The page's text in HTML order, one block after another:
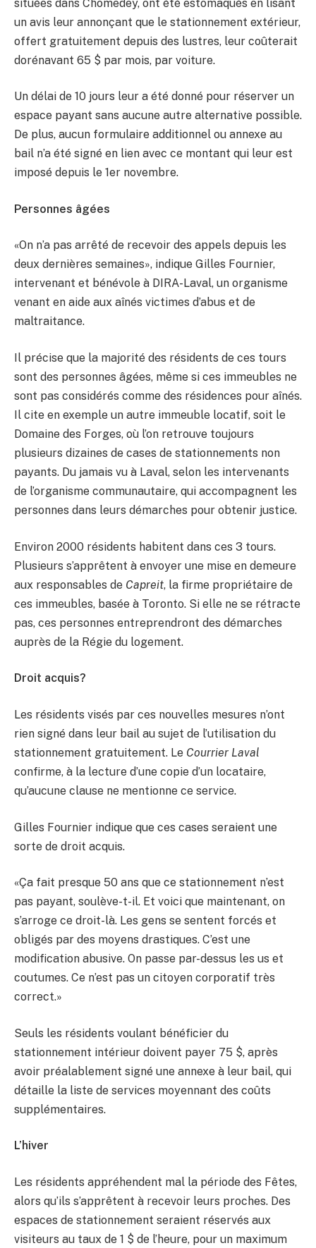
situées dans Chomedey, ont été estomaqués en lisant
un avis leur annonçant que le stationnement extérieur,
offert gratuitement depuis des lustres, leur coûterait
dorénavant 65 $ par mois, par voiture.
Un délai de 10 jours leur a été donné pour réserver un
espace payant sans aucune autre alternative possible.
De plus, aucun formulaire additionnel ou annexe au
bail n’a été signé en lien avec ce montant qui leur est
imposé depuis le 1er novembre.
Personnes âgées
«On n’a pas arrêté de recevoir des appels depuis les
deux dernières semaines», indique Gilles Fournier,
intervenant et bénévole à DIRA-Laval, un organisme
venant en aide aux aînés victimes d’abus et de
maltraitance.
Il précise que la majorité des résidents de ces tours
sont des personnes âgées, même si ces immeubles ne
sont pas considérés comme des résidences pour aînés.
Il cite en exemple un autre immeuble locatif, soit le
Domaine des Forges, où l’on retrouve toujours
plusieurs dizaines de cases de stationnements non
payants. Du jamais vu à Laval, selon les intervenants
de l’organisme communautaire, qui accompagnent les
personnes dans leurs démarches pour obtenir justice.
Environ 2000 résidents habitent dans ces 3 tours.
Plusieurs s’apprêtent à envoyer une mise en demeure
aux responsables de Capreit, la firme propriétaire de
ces immeubles, basée à Toronto. Si elle ne se rétracte
pas, ces personnes entreprendront des démarches
auprès de la Régie du logement.
Droit acquis?
Les résidents visés par ces nouvelles mesures n’ont
rien signé dans leur bail au sujet de l’utilisation du
stationnement gratuitement. Le Courrier Laval
confirme, à la lecture d’une copie d’un locataire,
qu’aucune clause ne mentionne ce service.
Gilles Fournier indique que ces cases seraient une
sorte de droit acquis.
«Ça fait presque 50 ans que ce stationnement n’est
pas payant, soulève-t-il. Et voici que maintenant, on
s’arroge ce droit-là. Les gens se sentent forcés et
obligés par des moyens drastiques. C’est une
modification abusive. On passe par-dessus les us et
coutumes. Ce n’est pas un citoyen corporatif très
correct.»
Seuls les résidents voulant bénéficier du
stationnement intérieur doivent payer 75 $, après
avoir préalablement signé une annexe à leur bail, qui
détaille la liste de services moyennant des coûts
supplémentaires.
L’hiver
Les résidents appréhendent mal la période des Fêtes,
alors qu’ils s’apprêtent à recevoir leurs proches. Des
espaces de stationnement seraient réservés aux
visiteurs au taux de 1 $ de l’heure, pour un maximum